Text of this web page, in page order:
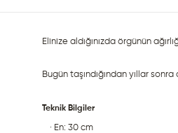
Elinize aldığınızda örgünün
Bugün taşındığından yıllar
Teknik Bilgiler
· En: 30 cm